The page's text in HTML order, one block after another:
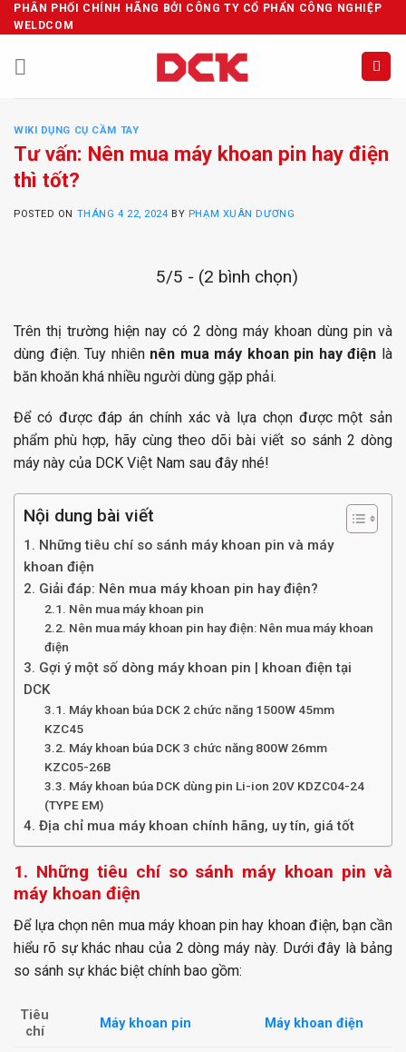
Skip
to
content
PHÂN PHỐI CHÍNH HÃNG BỞI CÔNG TY CỔ PHẨN CÔNG NGHIỆP
WELDCOM
WIKI DỤNG CỤ CẦM TAY
Tư vấn: Nên mua máy khoan pin hay điện
thì tốt?
POSTED ON THÁNG 4 22, 2024 BY PHẠM XUÂN DƯƠNG
5/5 - (2 bình chọn)
Trên thị trường hiện nay có 2 dòng máy khoan dùng pin và
dùng điện. Tuy nhiên nên mua máy khoan pin hay điện là
băn khoăn khá nhiều người dùng gặp phải.
Để có được đáp án chính xác và lựa chọn được một sản
phẩm phù hợp, hãy cùng theo dõi bài viết so sánh 2 dòng
máy này của DCK Việt Nam sau đây nhé!
Nội dung bài viết
1. Những tiêu chí so sánh máy khoan pin và máy
khoan điện
2. Giải đáp: Nên mua máy khoan pin hay điện?
2.1. Nên mua máy khoan pin
2.2. Nên mua máy khoan pin hay điện: Nên mua máy khoan
điện
3. Gợi ý một số dòng máy khoan pin | khoan điện tại
DCK
3.1. Máy khoan búa DCK 2 chức năng 1500W 45mm
KZC45
3.2. Máy khoan búa DCK 3 chức năng 800W 26mm
KZC05-26B
3.3. Máy khoan búa DCK dùng pin Li-ion 20V KDZC04-24
(TYPE EM)
4. Địa chỉ mua máy khoan chính hãng, uy tín, giá tốt
1. Những tiêu chí so sánh máy khoan pin và
máy khoan điện
Để lựa chọn nên mua máy khoan pin hay khoan điện, bạn cần
hiểu rõ sự khác nhau của 2 dòng máy này. Dưới đây là bảng
so sánh sự khác biệt chính bao gồm:
Tiêu
chí
Máy khoan pin Máy khoan điện